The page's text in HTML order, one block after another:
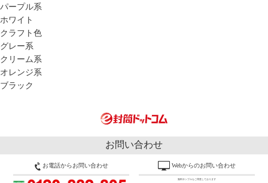
パープル系
ホワイト
クラフト色
グレー系
クリーム系
オレンジ系
ブラック
お問い合わせ
お電話からお問い合わせ Webからのお問い合わせ
無料サンプルもご用意しております